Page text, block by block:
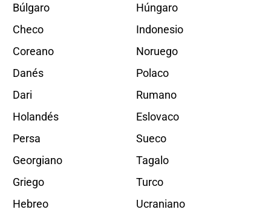
Búlgaro
Checo
Coreano
Danés
Dari
Holandés
Persa
Georgiano
Griego
Hebreo
Húngaro
Indonesio
Noruego
Polaco
Rumano
Eslovaco
Sueco
Tagalo
Turco
Ucraniano